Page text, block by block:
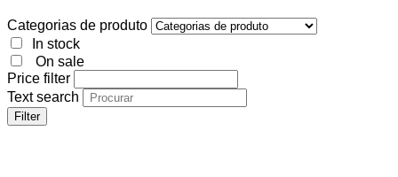
Categorias de produto
In stock
On sale
Price filter
Text search
Filter